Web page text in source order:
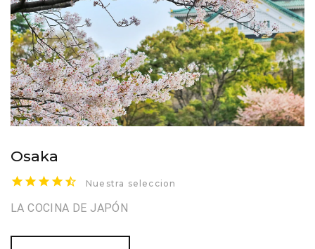
Osaka
Nuestra seleccion
LA COCINA DE JAPÓN